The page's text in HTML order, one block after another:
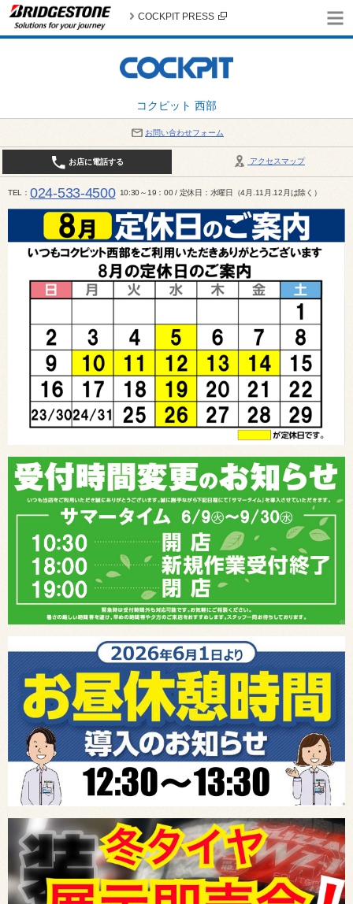
コクピット 西部
COCKPIT PRESS
お問い合わせフォーム
アクセスマップ
お店に電話する
TEL 024-533-4500 10:30～19：00 / 定休日：水曜日（4月.11月.12月